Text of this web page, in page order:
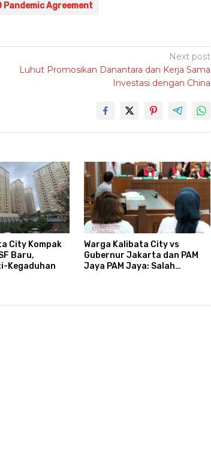
Pandemic Agreement
Next post
Luhut Promosikan Danantara dan Kerja Sama
Investasi dengan China
City Kompak
Baru,
Kegaduhan
Warga Kalibata City vs
Gubernur Jakarta dan PAM
Jaya PAM Jaya: Salah